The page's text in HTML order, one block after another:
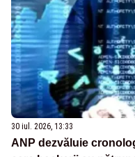
30 iul. 2026, 13:33
ANP dezvăluie